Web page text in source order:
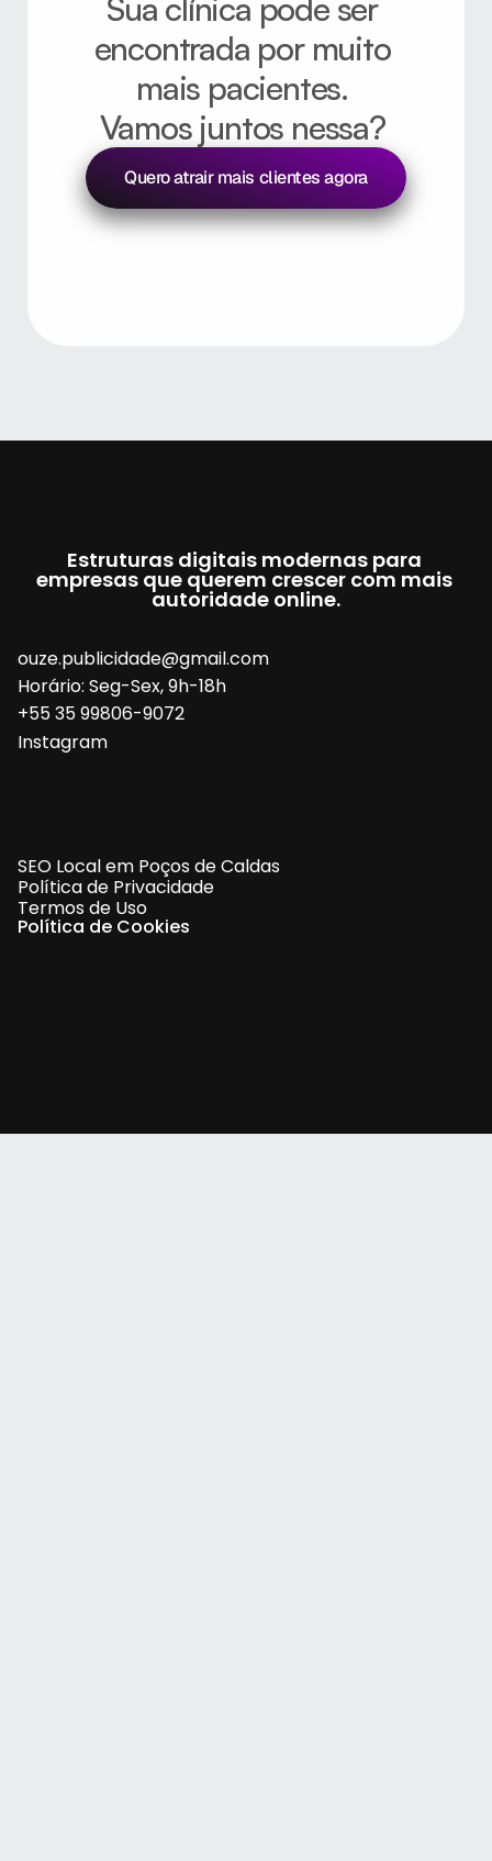
Sua clínica pode ser
encontrada por muito
mais pacientes.
Vamos juntos nessa?
Quero atrair mais clientes agora
Vamos bater um papo sem compromisso!
Estruturas digitais modernas para
empresas que querem crescer com mais
autoridade online.
ouze.publicidade@gmail.com
Horário: Seg-Sex, 9h-18h
+55 35 99806-9072
Instagram
SEO Local em Poços de Caldas
Política de Privacidade
Termos de Uso
Política de Cookies